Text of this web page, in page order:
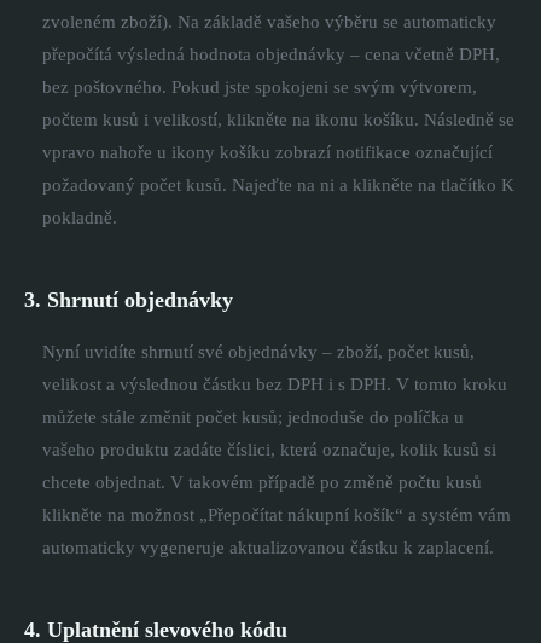
zvoleném zboží). Na základě vašeho výběru se automaticky
přepočítá výsledná hodnota objednávky – cena včetně DPH,
bez poštovného. Pokud jste spokojeni se svým výtvorem,
počtem kusů i velikostí, klikněte na ikonu košíku. Následně se
vpravo nahoře u ikony košíku zobrazí notifikace označující
požadovaný počet kusů. Najeďte na ni a klikněte na tlačítko K
pokladně.
3. Shrnutí objednávky
Nyní uvidíte shrnutí své objednávky – zboží, počet kusů,
velikost a výslednou částku bez DPH i s DPH. V tomto kroku
můžete stále změnit počet kusů; jednoduše do políčka u
vašeho produktu zadáte číslici, která označuje, kolik kusů si
chcete objednat. V takovém případě po změně počtu kusů
klikněte na možnost „Přepočítat nákupní košík“ a systém vám
automaticky vygeneruje aktualizovanou částku k zaplacení.
4. Uplatnění slevového kódu